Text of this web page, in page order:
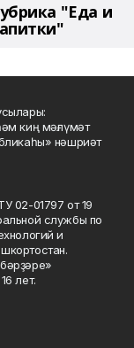
"Еда и
киң мәғлүмәт
нәшриәт
02-01797 от 19
службы по
и
лет.